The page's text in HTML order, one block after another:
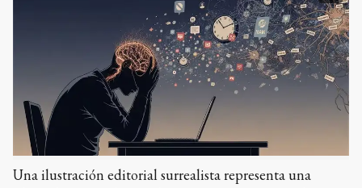
Una ilustración editorial surrealista representa una